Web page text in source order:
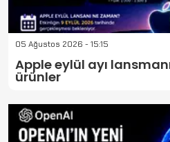
05 Ağustos 2026 - 15:15
Apple eylül ayı
ürünler